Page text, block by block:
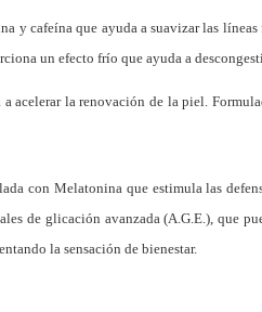
y cafeína que ayuda a suavizar las
un efecto frío que ayuda a
acelerar la renovación de la piel.
con Melatonina que estimula las
de glicación avanzada (A.G.E.), que
la sensación de bienestar.